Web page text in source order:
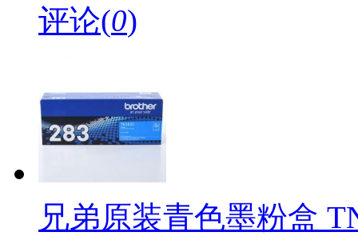
评论(0)
兄弟原装青色墨粉盒